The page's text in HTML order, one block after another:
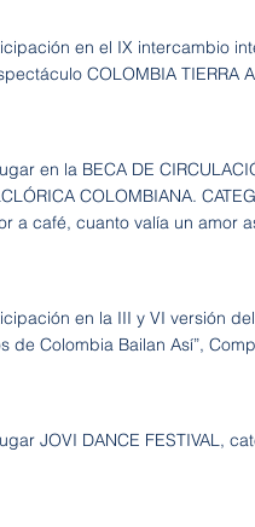
en el IX intercambio
COLOMBIA TIERRA
en la BECA DE
COLOMBIANA.
a café, cuanto valía un amor
en la III y VI versión
de Colombia Bailan Así”,
JOVI DANCE FESTIVAL,